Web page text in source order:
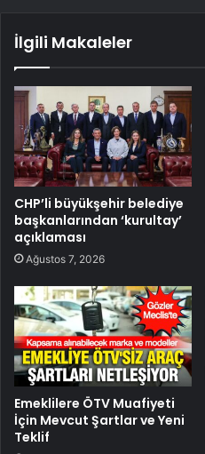
İlgili Makaleler
CHP’li büyükşehir belediye
başkanlarından ‘kurultay’
açıklaması
Ağustos 7, 2026
Emeklilere ÖTV Muafiyeti
İçin Mevcut Şartlar ve Yeni
Teklif